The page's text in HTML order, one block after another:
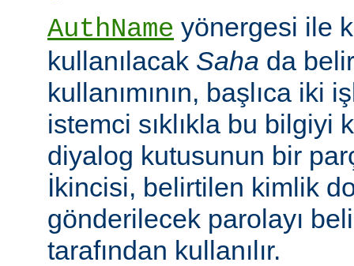
AuthName yönergesi ile
kullanılacak Saha da
kullanımının, başlıca iki
istemci sıklıkla bu bilgiyi
diyalog kutusunun bir
İkincisi, belirtilen kimlik
gönderilecek parolayı
tarafından kullanılır.